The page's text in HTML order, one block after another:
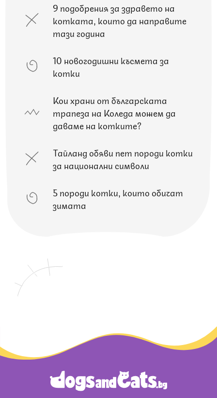
9 подобрения за здравето на
котката, които да направите
тази година
10 новогодишни късмета за
котки
Кои храни от българската
трапеза на Коледа можем да
даваме на котките?
Тайланд обяви пет породи котки
за национални символи
5 породи котки, които обичат
зимата